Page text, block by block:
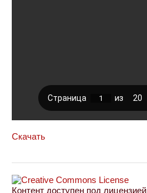
Скачать
Контент доступен под лицензией